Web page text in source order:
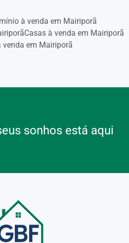
à venda em Mairiporã
Casas à venda em Mairiporã
venda em Mairiporã
sonhos está aqui